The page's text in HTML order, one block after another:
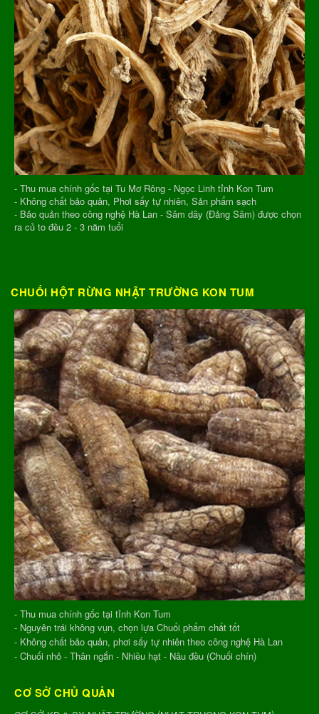
- Thu mua chính gốc tại Tu Mơ Rông - Ngọc Linh tỉnh Kon Tum
- Không chất bảo quản, Phơi sấy tự nhiên, Sản phẩm sạch
- Bảo quản theo công nghệ Hà Lan - Sâm dây (Đảng Sâm) được chọn
ra củ to đều 2 - 3 năm tuổi
CHUỐI HỘT RỪNG NHẬT TRƯỜNG KON TUM
- Thu mua chính gốc tại tỉnh Kon Tum
- Nguyên trái không vụn, chọn lựa Chuối phẩm chất tốt
- Không chất bảo quản, phơi sấy tự nhiên theo công nghệ Hà Lan
- Chuối nhỏ - Thân ngắn - Nhiều hạt - Nâu đều (Chuối chín)
CƠ SỞ CHỦ QUẢN